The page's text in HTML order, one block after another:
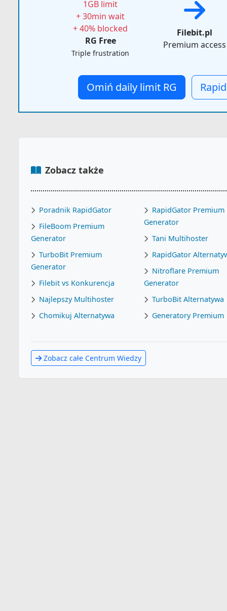
1GB limit
+ 30min wait
+ 40% blocked
RG Free
Triple frustration
Filebit.pl
Premium access
Omiń daily limit RG
Zobacz także
Poradnik RapidGator
FileBoom Premium
Generator
TurboBit Premium
Generator
Filebit vs Konkurencja
Najlepszy Multihoster
Chomikuj Alternatywa
RapidGator Premium
Generator
Tani Multihoster
RapidGator
Nitroflare Premium
Generator
TurboBit Alternatywa
Generatory Premium
Zobacz całe Centrum Wiedzy